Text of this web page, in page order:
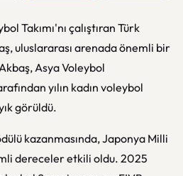
Takımı'nı çalıştıran Türk
uluslararası arenada önemli bir
Asya Voleybol
yılın kadın voleybol
görüldü.
ödülü kazanmasında, Japonya Milli
dereceler etkili oldu. 2025